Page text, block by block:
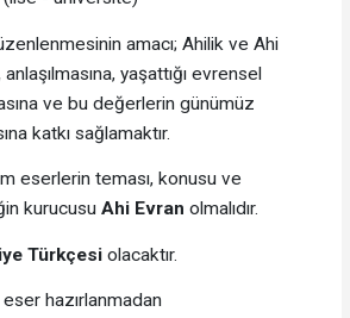
amacı; Ahilik ve Ahi
anlaşılmasına, yaşattığı evrensel
ve bu değerlerin günümüz
katkı sağlamaktır.
eserlerin teması, konusu ve
kurucusu Ahi Evran olmalıdır.
Türkçesiolacaktır.
hazırlanmadan